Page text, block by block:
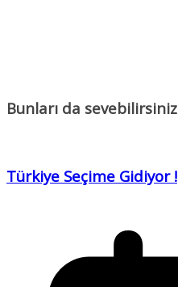
Bunları da sevebilirsiniz
Türkiye Seçime Gidiyor !